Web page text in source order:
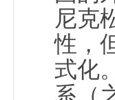
尼克
性，
式化